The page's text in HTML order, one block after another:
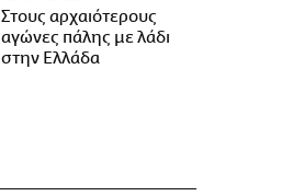
Στους αρχαιότερους
αγώνες πάλης με λάδι
στην Ελλάδα